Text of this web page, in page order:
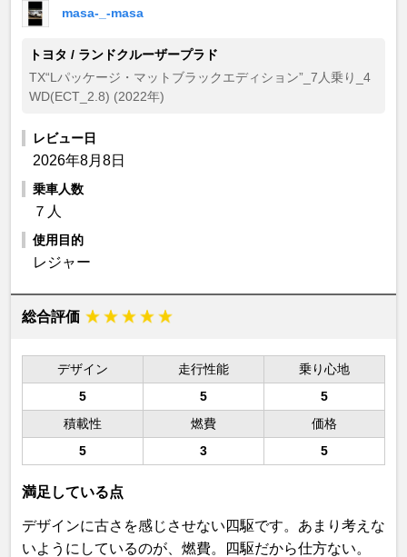
masa-_-masa
トヨタ / ランドクルーザープラド
TX“Lパッケージ・マットブラックエディション”_7人乗り_4
WD(ECT_2.8) (2022年)
レビュー日
2026年8月8日
乗車人数
７人
使用目的
レジャー
総合評価
デザイン 走行性能
乗り心地
5
5
5
積載性
燃費
価格
5
3 5
満足している点
デザインに古さを感じさせない四駆です。あまり考えな
いようにしているのが、燃費。四駆だから仕方ない。